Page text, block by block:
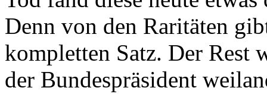
Denn von den Raritäten
kompletten Satz. Der Rest
der Bundespräsident